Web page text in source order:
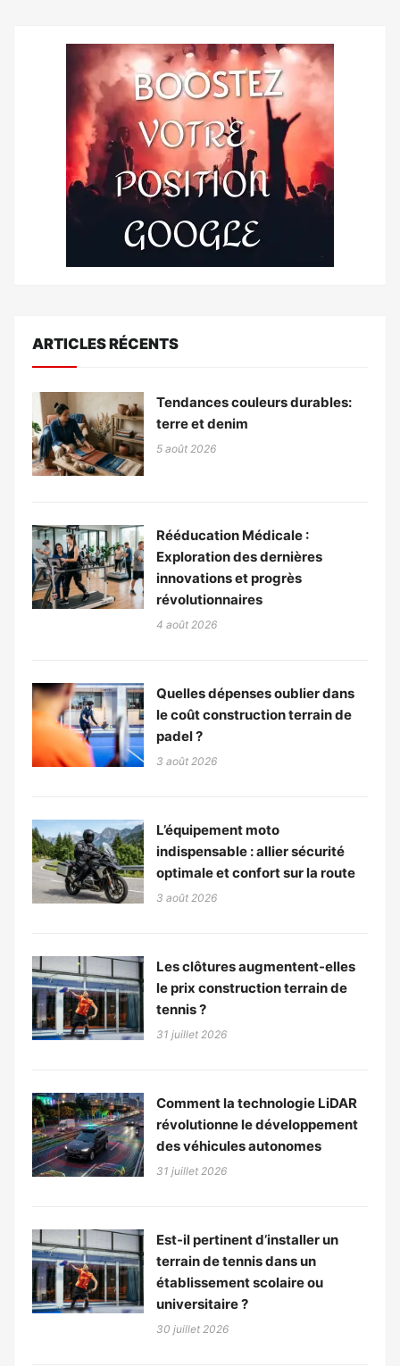
ARTICLES RÉCENTS
Tendances couleurs durables:
terre et denim
5 août 2026
Rééducation Médicale :
Exploration des dernières
innovations et progrès
révolutionnaires
4 août 2026
Quelles dépenses oublier dans
le coût construction terrain de
padel ?
3 août 2026
L’équipement moto
indispensable : allier sécurité
optimale et confort sur la route
3 août 2026
Les clôtures augmentent-elles
le prix construction terrain de
tennis ?
31 juillet 2026
Comment la technologie LiDAR
révolutionne le développement
des véhicules autonomes
31 juillet 2026
Est-il pertinent d’installer un
terrain de tennis dans un
établissement scolaire ou
universitaire ?
30 juillet 2026